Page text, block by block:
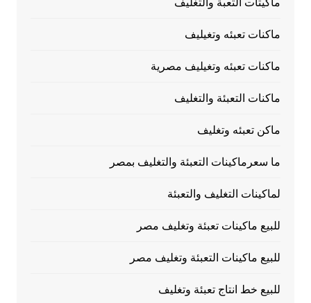
ماكنات تعبئه وتغيليف
ماكنات تعبئه وتغيليف مصرية
ماكنات التعبئة والتغليف
ماكن تعبئه وتغليف
ما سعرماكينات التعبئة والتغليف بمصر
لماكينات التغليف والتعبئة
للبيع ماكينات تعبئة وتغليف مصر
للبيع ماكينات التعبئة وتغليف مصر
للبيع خط انتاج تعبئة وتغليف